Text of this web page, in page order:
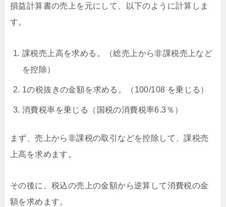
損益計算書の売上を元にして、以下のように計算しま
す。
課税売上高を求める。（総売上から非課税売上など
を控除）
1の税抜きの金額を求める。（100/108 を乗じる）
消費税率を乗じる（国税の消費税率6.3％）
まず、売上から非課税の取引などを控除して、課税売
上高を求めます。
その後に、税込の売上の金額から逆算して消費税の金
額を求めます。